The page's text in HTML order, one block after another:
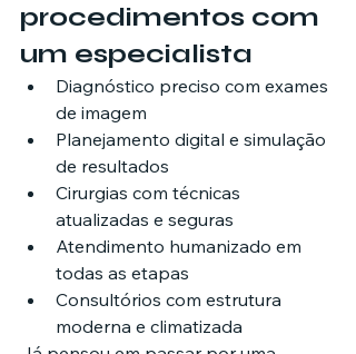
procedimentos com
um especialista
Diagnóstico preciso com exames
de imagem
Planejamento digital e simulação
de resultados
Cirurgias com técnicas
atualizadas e seguras
Atendimento humanizado em
todas as etapas
Consultórios com estrutura
moderna e climatizada